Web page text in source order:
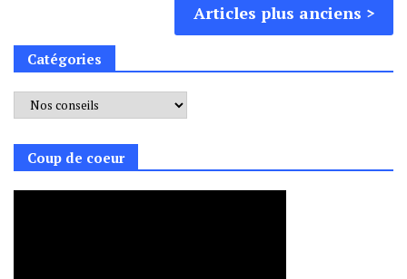
des
articles
Articles plus anciens
Catégories
Catégories
Coup de coeur